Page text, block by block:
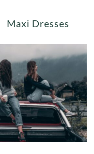
Maxi Dresses